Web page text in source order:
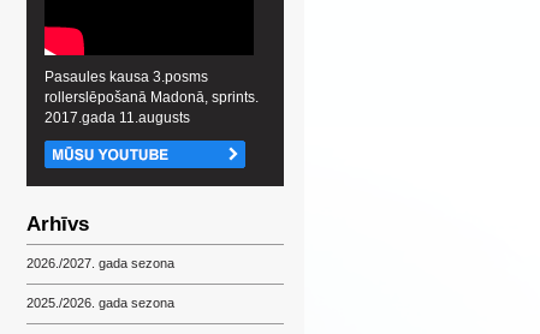
Pasaules kausa 3.posms
rollerslēpošanā Madonā, sprints.
2017.gada 11.augusts
Arhīvs
2026./2027. gada sezona
2025./2026. gada sezona